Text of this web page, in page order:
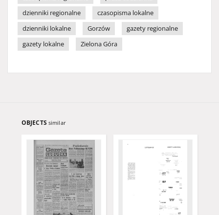
dzienniki regionalne
czasopisma lokalne
dzienniki lokalne
Gorzów
gazety regionalne
gazety lokalne
Zielona Góra
OBJECTS similar